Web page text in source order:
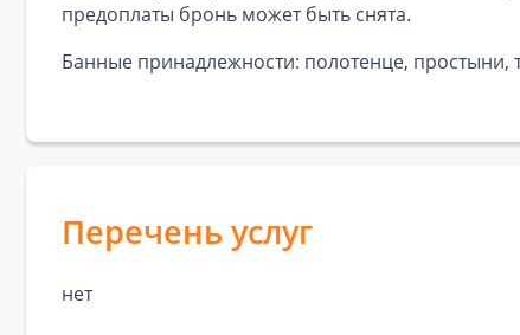
предоплаты бронь может быть снята.
Банные принадлежности: полотенце, простыни,
Перечень услуг
нет